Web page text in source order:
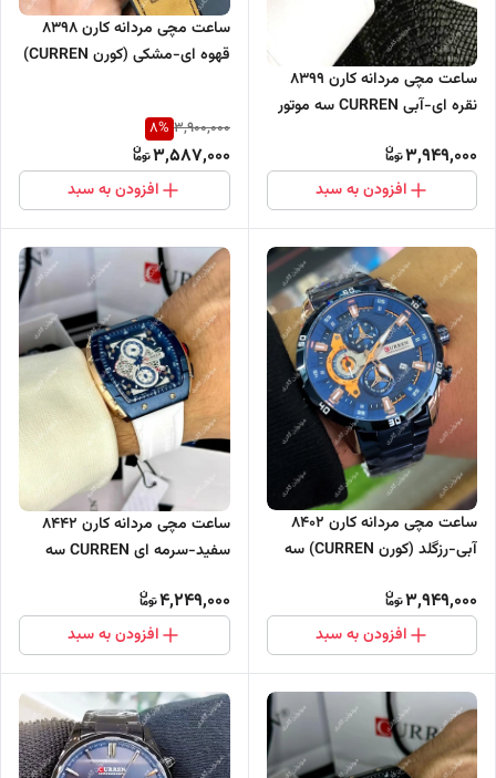
ساعت مچی مردانه کارن 8399
نقره ای-آبی CURREN سه موتور
3,949,000
افزودن به سبد
ساعت مچی مردانه کارن 8398
قهوه ای-مشکی (کورن CURREN)
3,900,000
8%
3,587,000
افزودن به سبد
ساعت مچی مردانه کارن 8402
آبی-رزگلد (کورن CURREN) سه
3,949,000
افزودن به سبد
ساعت مچی مردانه کارن 8442
سفید-سرمه ای CURREN سه
4,249,000
افزودن به سبد